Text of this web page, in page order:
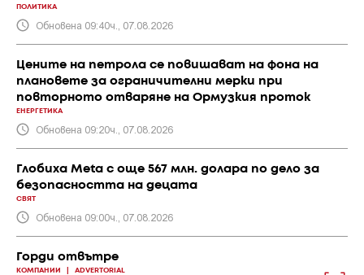
ПОЛИТИКА
Обновена 09:40ч., 07.08.2026
Цените на петрола се повишават на фона на
плановете за ограничителни мерки при
повторното отваряне на Ормузкия проток
ЕНЕРГЕТИКА
Обновена 09:20ч., 07.08.2026
Глобиха Meta с още 567 млн. долара по дело за
безопасността на децата
СВЯТ
Обновена 09:00ч., 07.08.2026
Горди отвътре
КОМПАНИИ ADVERTORIAL